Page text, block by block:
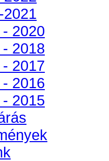
2021
2020
2018
2017
2016
2015